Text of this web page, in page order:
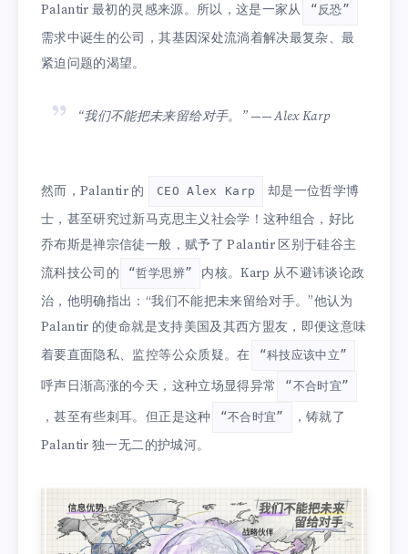
Palantir 最初的灵感来源。所以，这是一家从
“反恐”
需求中诞生的公司，其基因深处流淌着解决最复杂、最
紧迫问题的渴望。
“我们不能把未来留给对手。” —— Alex Karp
然而，Palantir 的 CEO Alex Karp
却是一位哲学博
士，甚至研究过新马克思主义社会学！这种组合，好比
乔布斯是禅宗信徒一般，赋予了 Palantir 区别于硅谷主
流科技公司的
“哲学思辨”
内核。Karp 从不避讳谈论政
治，他明确指出：“我们不能把未来留给对手。”他认为
Palantir 的使命就是支持美国及其西方盟友，即便这意味
着要直面隐私、监控等公众质疑。在
“科技应该中立”
呼声日渐高涨的今天，这种立场显得异常 “不合时宜”
，甚至有些刺耳。但正是这种 “不合时宜”
，铸就了
Palantir 独一无二的护城河。